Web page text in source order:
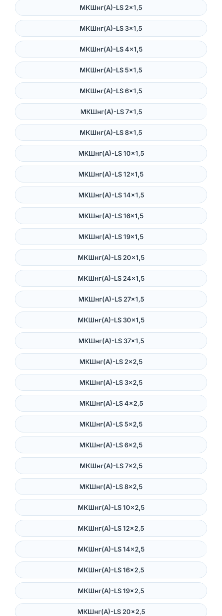
МКШнг(А)-LS 2×1,5
МКШнг(А)-LS 3×1,5
МКШнг(А)-LS 4×1,5
МКШнг(А)-LS 5×1,5
МКШнг(А)-LS 6×1,5
МКШнг(А)-LS 7×1,5
МКШнг(А)-LS 8×1,5
МКШнг(А)-LS 10×1,5
МКШнг(А)-LS 12×1,5
МКШнг(А)-LS 14×1,5
МКШнг(А)-LS 16×1,5
МКШнг(А)-LS 19×1,5
МКШнг(А)-LS 20×1,5
МКШнг(А)-LS 24×1,5
МКШнг(А)-LS 27×1,5
МКШнг(А)-LS 30×1,5
МКШнг(А)-LS 37×1,5
МКШнг(А)-LS 2×2,5
МКШнг(А)-LS 3×2,5
МКШнг(А)-LS 4×2,5
МКШнг(А)-LS 5×2,5
МКШнг(А)-LS 6×2,5
МКШнг(А)-LS 7×2,5
МКШнг(А)-LS 8×2,5
МКШнг(А)-LS 10×2,5
МКШнг(А)-LS 12×2,5
МКШнг(А)-LS 14×2,5
МКШнг(А)-LS 16×2,5
МКШнг(А)-LS 19×2,5
МКШнг(А)-LS 20×2,5